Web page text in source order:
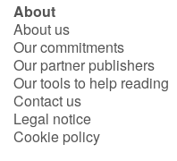
About
About us
Our commitments
Our partner publishers
Our tools to help reading
Contact us
Legal notice
Cookie policy